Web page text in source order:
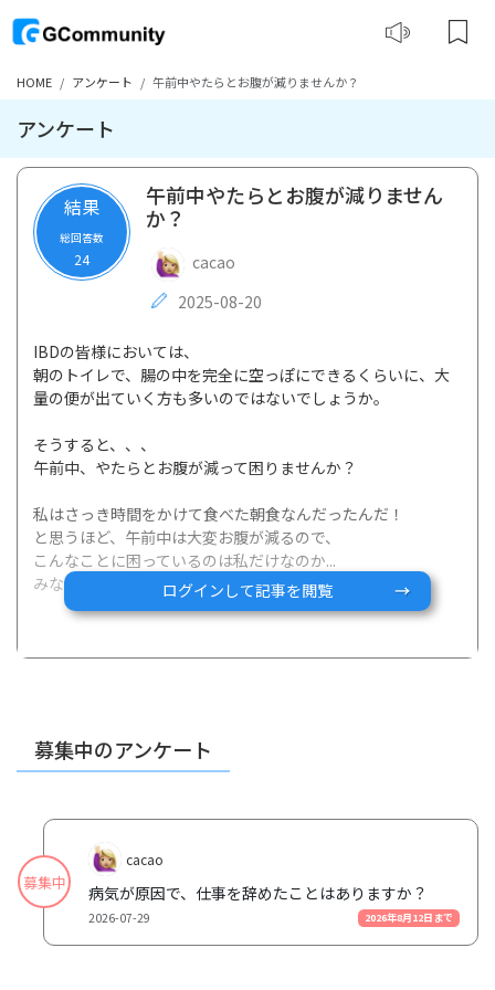
HOME アンケート 午前中やたらとお腹が減りませんか？
アンケート
結果
総回答数
24
午前中やたらとお腹が減りません
か？
cacao
2025-08-20
IBDの皆様においては、
朝のトイレで、腸の中を完全に空っぽにできるくらいに、大
量の便が出ていく方も多いのではないでしょうか。
そうすると、、、
午前中、やたらとお腹が減って困りませんか？
私はさっき時間をかけて食べた朝食なんだったんだ！
と思うほど、午前中は大変お腹が減るので、
こんなことに困っているのは私だけなのか...
みなさんにも聞いてみたいです。笑
ログインして記事を閲覧
募集中のアンケート
募集中
cacao
病気が原因で、仕事を辞めたことはありますか？
2026-07-29 2026年8月12日まで